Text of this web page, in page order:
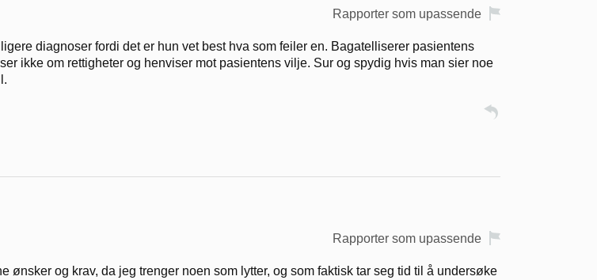
Rapporter som upassende
diagnoser fordi det er hun vet best hva som feiler en. Bagatelliserer pasientens
ikke om rettigheter og henviser mot pasientens vilje. Sur og spydig hvis man sier noe
Rapporter som upassende
ønsker og krav, da jeg trenger noen som lytter, og som faktisk tar seg tid til å undersøke